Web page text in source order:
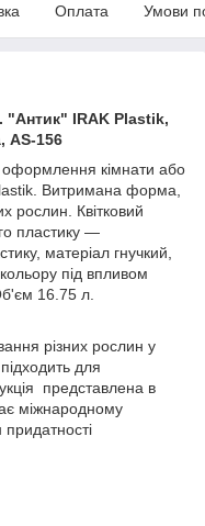
Оплата Умови
"Антик" IRAK Plastik,
AS-156
кімнати або
Витримана форма,
рослин. Квітковий
пластику —
матеріал гнучкий,
під впливом
16.75 л.
різних рослин у
для
представлена в
міжнародному